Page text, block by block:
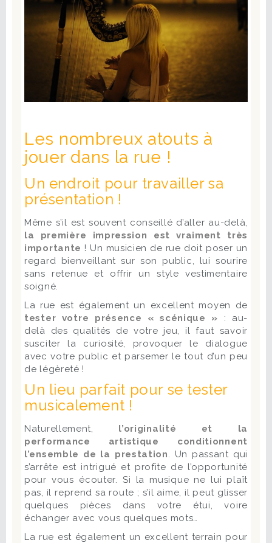
Les nombreux atouts à
jouer dans la rue !
Un endroit pour travailler sa
présentation !
Même s’il est souvent conseillé d’aller au-delà,
la première impression est vraiment très
importante ! Un musicien de rue doit poser un
regard bienveillant sur son public, lui sourire
sans retenue et offrir un style vestimentaire
soigné.
La rue est également un excellent moyen de
tester votre présence « scénique » : au-
delà des qualités de votre jeu, il faut savoir
susciter la curiosité, provoquer le dialogue
avec votre public et parsemer le tout d’un peu
de légèreté !
Un lieu parfait pour se tester
musicalement !
Naturellement, l’originalité et la
performance artistique conditionnent
l’ensemble de la prestation. Un passant qui
s’arrête est intrigué et profite de l’opportunité
pour vous écouter. Si la musique ne lui plaît
pas, il reprend sa route ; s’il aime, il peut glisser
quelques pièces dans votre étui, voire
échanger avec vous quelques mots…
La rue est également un excellent terrain pour